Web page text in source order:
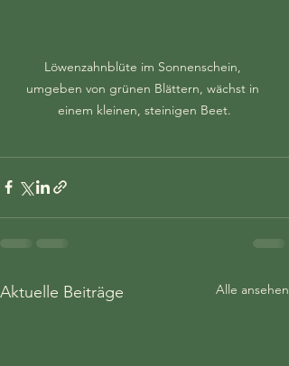
Löwenzahnblüte im Sonnenschein,
umgeben von grünen Blättern, wächst in
einem kleinen, steinigen Beet.
Aktuelle Beiträge Alle ansehen